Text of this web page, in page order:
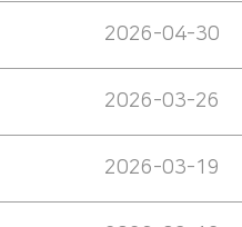
2026-04-30
2026-03-26
2026-03-19